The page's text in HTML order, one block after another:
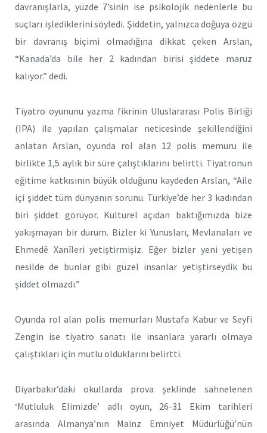
davranışlarla, yüzde 7’sinin ise psikolojik nedenlerle bu
suçları işlediklerini söyledi. Şiddetin, yalnızca doğuya özgü
bir davranış biçimi olmadığına dikkat çeken Arslan,
“Kanada’da bile her 2 kadından birisi şiddete maruz
kalıyor.” dedi.
Tiyatro oyununu yazma fikrinin Uluslararası Polis Birliği
(IPA) ile yapılan çalışmalar neticesinde şekillendiğini
anlatan Arslan, oyunda rol alan 12 polis memuru ile
birlikte 1,5 aylık bir süre çalıştıklarını belirtti. Tiyatronun
eğitime katkısının büyük olduğunu kaydeden Arslan, “Aile
içi şiddet tüm dünyanın sorunu. Türkiye’de her 3 kadından
biri şiddet görüyor. Kültürel açıdan baktığımızda bize
yakışmayan bir durum. Bizler ki Yunusları, Mevlanaları ve
Ehmedê Xanîleri yetiştirmişiz. Eğer bizler yeni yetişen
nesilde de bunlar gibi güzel insanlar yetiştirseydik bu
şiddet olmazdı.”
Oyunda rol alan polis memurları Mustafa Kabur ve Seyfi
Zengin ise tiyatro sanatı ile insanlara yararlı olmaya
çalıştıkları için mutlu olduklarını belirtti.
Diyarbakır’daki okullarda prova şeklinde sahnelenen
‘Mutluluk Elimizde’ adlı oyun, 26-31 Ekim tarihleri
arasında Almanya’nın Mainz Emniyet Müdürlüğü’nün